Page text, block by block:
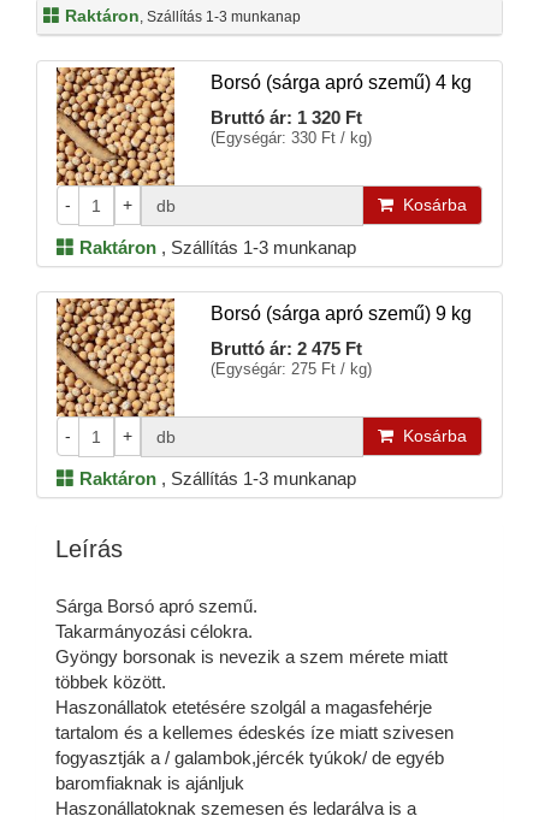
Raktáron, Szállítás 1-3 munkanap
Borsó (sárga apró szemű) 4 kg
Bruttó ár: 1 320 Ft
(Egységár: 330 Ft / kg)
- + db Kosárba
Raktáron , Szállítás 1-3 munkanap
Borsó (sárga apró szemű) 9 kg
Bruttó ár: 2 475 Ft
(Egységár: 275 Ft / kg)
- + db Kosárba
Raktáron , Szállítás 1-3 munkanap
Leírás
Sárga Borsó apró szemű.
Takarmányozási célokra.
Gyöngy borsonak is nevezik a szem mérete miatt
többek között.
Haszonállatok etetésére szolgál a magasfehérje
tartalom és a kellemes édeskés íze miatt szivesen
fogyasztják a / galambok,jércék tyúkok/ de egyéb
baromfiaknak is ajánljuk
Haszonállatoknak szemesen és ledarálva is a